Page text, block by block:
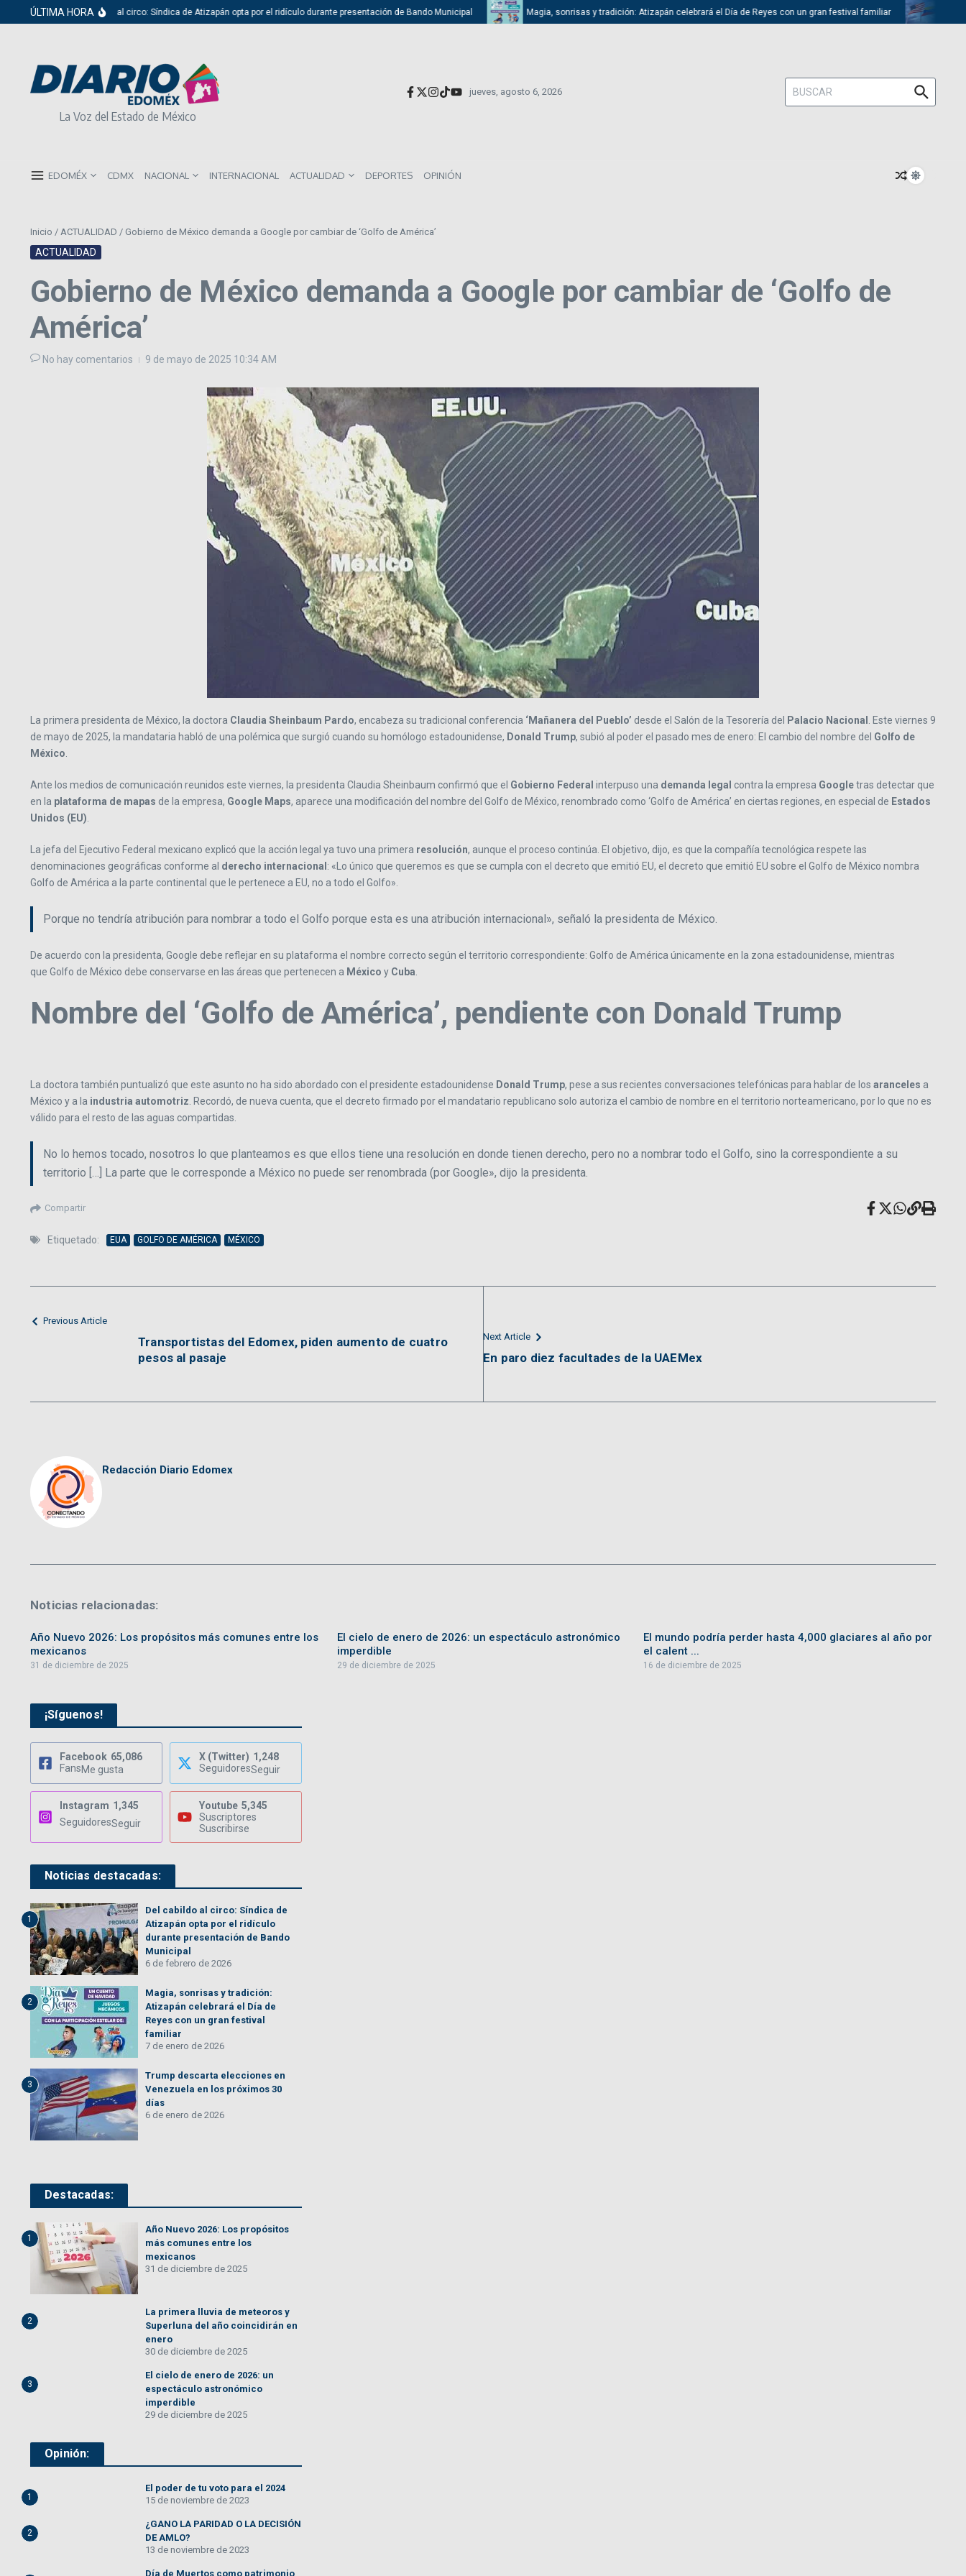
Saltar al contenido
ÚLTIMA HORA
Del cabildo al circo: Síndica de Atizapán opta por el ridículo durante presentación de Bando Municipal Magia, sonrisas y tradición: Atizapán celebrará el Día de Reyes con un gran festival familiar Trump
La Voz del Estado de México
jueves, agosto 6, 2026
Buscar:
EDOMÉX CDMX NACIONAL INTERNACIONAL ACTUALIDAD DEPORTES OPINIÓN
Inicio / ACTUALIDAD / Gobierno de México demanda a Google por cambiar de ‘Golfo de América’
ACTUALIDAD
Gobierno de México demanda a Google por cambiar de ‘Golfo de
América’
No hay comentarios 9 de mayo de 2025 10:34 AM
La primera presidenta de México, la doctora Claudia Sheinbaum Pardo, encabeza su tradicional conferencia ‘Mañanera del Pueblo’ desde el Salón de la Tesorería del Palacio Nacional . Este viernes 9
de mayo de 2025, la mandataria habló de una polémica que surgió cuando su homólogo estadounidense, Donald Trump, subió al poder el pasado mes de enero: El cambio del nombre del Golfo de
México.
Ante los medios de comunicación reunidos este viernes, la presidenta Claudia Sheinbaum confirmó que el Gobierno Federal interpuso una demanda legal contra la empresa Googletras detectar que
en la plataforma de mapas de la empresa, Google Maps, aparece una modificación del nombre del Golfo de México, renombrado como ‘Golfo de América’ en ciertas regiones, en especial de Estados
Unidos (EU).
La jefa del Ejecutivo Federal mexicano explicó que la acción legal ya tuvo una primera resolución, aunque el proceso continúa. El objetivo, dijo, es que la compañía tecnológica respete las
denominaciones geográficas conforme al derecho internacional : «Lo único que queremos es que se cumpla con el decreto que emitió EU, el decreto que emitió EU sobre el Golfo de México nombra
Golfo de América a la parte continental que le pertenece a EU, no a todo el Golfo».
Porque no tendría atribución para nombrar a todo el Golfo porque esta es una atribución internacional», señaló la presidenta de México.
De acuerdo con la presidenta, Google debe reflejar en su plataforma el nombre correcto según el territorio correspondiente: Golfo de América únicamente en la zona estadounidense, mientras
que Golfo de México debe conservarse en las áreas que pertenecen a México y Cuba.
Nombre del ‘Golfo de América’, pendiente con Donald Trump
La doctora también puntualizó que este asunto no ha sido abordado con el presidente estadounidense Donald Trump, pese a sus recientes conversaciones telefónicas para hablar de los aranceles a
México y a la industria automotriz. Recordó, de nueva cuenta, que el decreto firmado por el mandatario republicano solo autoriza el cambio de nombre en el territorio norteamericano, por lo que no es
válido para el resto de las aguas compartidas.
No lo hemos tocado, nosotros lo que planteamos es que ellos tiene una resolución en donde tienen derecho, pero no a nombrar todo el Golfo, sino la correspondiente a su
territorio […] La parte que le corresponde a México no puede ser renombrada (por Google», dijo la presidenta.
Compartir
Etiquetado: EUA GOLFO DE AMÉRICA MÉXICO
Previous Article
Transportistas del Edomex, piden aumento de cuatro
pesos al pasaje
Next Article
En paro diez facultades de la UAEMex
Redacción Diario Edomex
Noticias relacionadas:
Año Nuevo 2026: Los propósitos más comunes entre los
mexicanos
31 de diciembre de 2025
El cielo de enero de 2026: un espectáculo astronómico
imperdible
29 de diciembre de 2025
El mundo podría perder hasta 4,000 glaciares al año por
el calent ...
16 de diciembre de 2025
¡Síguenos!
Facebook 65,086
FansMe gusta
X (Twitter) 1,248
SeguidoresSeguir
Instagram 1,345
SeguidoresSeguir
Youtube 5,345
Suscriptores
Suscribirse
Noticias destacadas:
1
Del cabildo al circo: Síndica de
Atizapán opta por el ridículo
durante presentación de Bando
Municipal
6 de febrero de 2026
2
Magia, sonrisas y tradición:
Atizapán celebrará el Día de
Reyes con un gran festival
familiar
7 de enero de 2026
3
Trump descarta elecciones en
Venezuela en los próximos 30
días
6 de enero de 2026
Destacadas:
1
Año Nuevo 2026: Los propósitos
más comunes entre los
mexicanos
31 de diciembre de 2025
2
La primera lluvia de meteoros y
Superluna del año coincidirán en
enero
30 de diciembre de 2025
3
El cielo de enero de 2026: un
espectáculo astronómico
imperdible
29 de diciembre de 2025
Opinión:
1
El poder de tu voto para el 2024
15 de noviembre de 2023
2
¿GANO LA PARIDAD O LA DECISIÓN
DE AMLO?
13 de noviembre de 2023
Día de Muertos como patrimonio